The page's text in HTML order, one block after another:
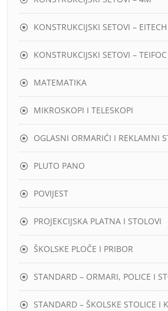
KONSTRUKCIJSKI SETOVI – EITECH
KONSTRUKCIJSKI SETOVI – TEIFOC
MATEMATIKA
MIKROSKOPI I TELESKOPI
OGLASNI ORMARIĆI I REKLAMNI
PLUTO PANO
POVIJEST
PROJEKCIJSKA PLATNA I STOLOVI
ŠKOLSKE PLOČE I PRIBOR
STANDARD – ORMARI, POLICE I
STANDARD – ŠKOLSKE STOLICE I